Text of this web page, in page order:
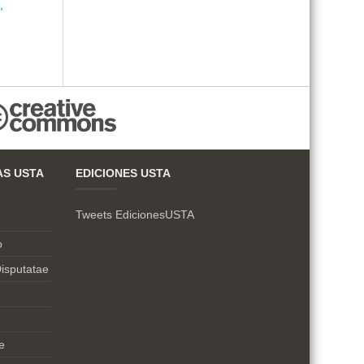
USTA EDICIONES USTA
Tweets EdicionesUSTA